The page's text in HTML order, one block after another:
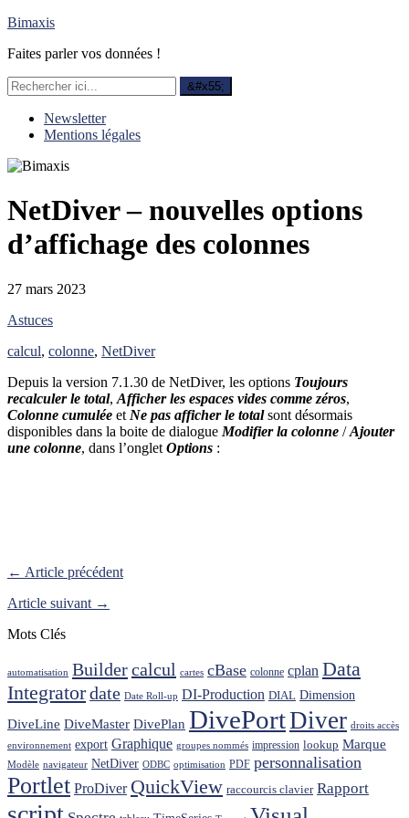
Bimaxis
Faites parler vos données !
Newsletter
Mentions légales
NetDiver – nouvelles options
d’affichage des colonnes
27 mars 2023
Astuces
calcul, colonne, NetDiver
Depuis la version 7.1.30 de NetDiver, les options Toujours
recalculer le total, Afficher les espaces vides comme zéros,
Colonne cumulée et Ne pas afficher le totalsont désormais
disponibles dans la boite de dialogue Modifier la colonne /Ajouter
une colonne, dans l’onglet Options :
← Article précédent
Article suivant →
Mots Clés
automatisation Buildercalcul cartes cBase colonne cplan Data
Integratordate Date Roll-up DI-Production DIAL Dimension
DiveLine DiveMaster DivePlan DivePortDiver droits accès
environnement export Graphique groupes nommés impression lookup Marque
Modèle navigateur NetDiver ODBC optimisation PDF personnalisation
Portlet ProDiver QuickView raccourcis clavier Rapport